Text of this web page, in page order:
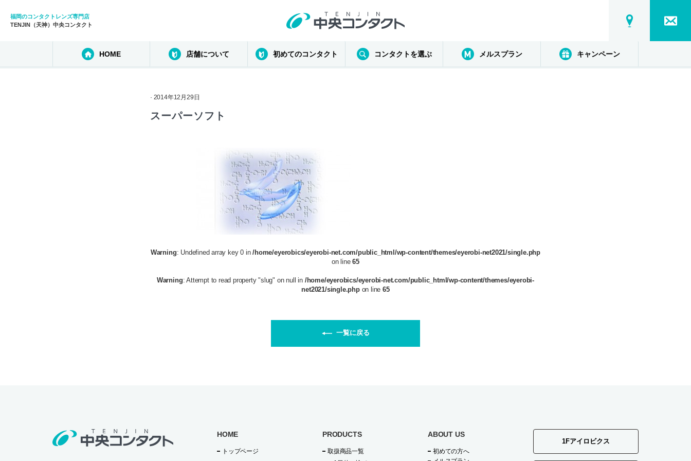
福岡のコンタクトレンズ専門店
TENJIN（天神）中央コンタクト
HOME 店舗について 初めてのコンタクト コンタクトを選ぶ メルスプラン キャンペーン
· 2014年12月29日
スーパーソフト
Warning: Undefined array key 0 in/home/eyerobics/eyerobi-net.com/public_html/wp-content/themes/eyerobi-net2021/single.php
on line65
Warning: Attempt to read property "slug" on null in /home/eyerobics/eyerobi-net.com/public_html/wp-content/themes/eyerobi-
net2021/single.phpon line65
一覧に戻る
HOME
トップページ
PRODUCTS
取扱商品一覧
ABOUT US
初めての方へ
1Fアイロビクス